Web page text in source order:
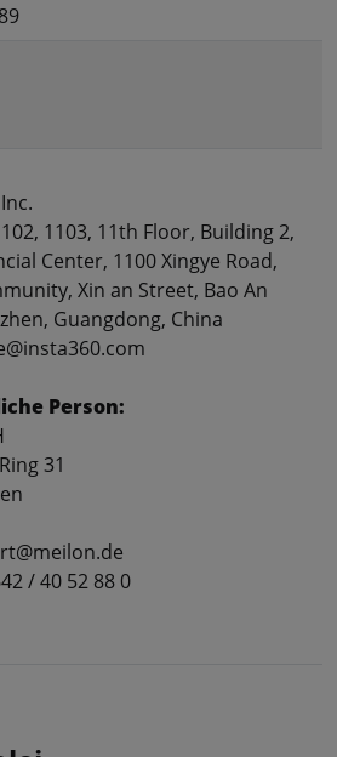
1103, 11th Floor, Building 2,
Center, 1100 Xingye Road,
Xin an Street, Bao An
Guangdong, China
Person:
31
/ 40 52 88 0